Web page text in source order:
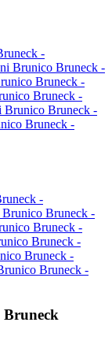
-
Brunico Bruneck -
Bruneck -
Bruneck -
Brunico Bruneck -
Bruneck -
-
Brunico Bruneck -
Bruneck -
Bruneck -
Bruneck -
Bruneck -
Bruneck